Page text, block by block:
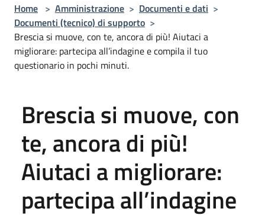
Home > Amministrazione > Documenti e dati >
Documenti (tecnico) di supporto >
Brescia si muove, con te, ancora di più! Aiutaci a
migliorare: partecipa all’indagine e compila il tuo
questionario in pochi minuti.
Brescia si muove, con
te, ancora di più!
Aiutaci a migliorare:
partecipa all’indagine